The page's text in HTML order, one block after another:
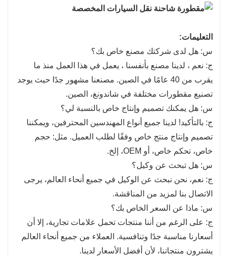
التعليمات:
س: هل لدى شركتك مصنع خاص بك؟
ج: نعم ، لدينا مصنع بأنفسنا ، يعمل في هذا العمل منذ ما
يقرب من 40 عامًا في الصين. مصنعنا مشهور جدًا حيث يوجد
تصنيع مقطورات مختلفة في شاندونغ، الصين.
س: هل يمكنك تصميم وإنتاج خاص بالنسبة لي؟
ج: بالتأكيد! لدينا جميع أنواع المهندسين المحترفين، ويمكننا
تصميم وإنتاج منتج خاص وفقًا لطلب العميل. مثل: حجم
خاص، تحكم خاص، أو OEM، إلخ.
س: هل تبحث عن وكيل؟
ج: نعم، نحن نبحث عن الوكيل في جميع أنحاء العالم، يرجى
الاتصال بنا لمزيد من المناقشة.
س: ماذا عن السعر الخاص بك؟
ج: على الرغم من أننا منتجات تحمل علامات تجارية، إلا أن
أسعارنا مناسبة جدًا وتنافسية. العملاء من جميع أنحاء العالم
يشترون منتجاتنا، لأن أفضل الأسعار لدينا.